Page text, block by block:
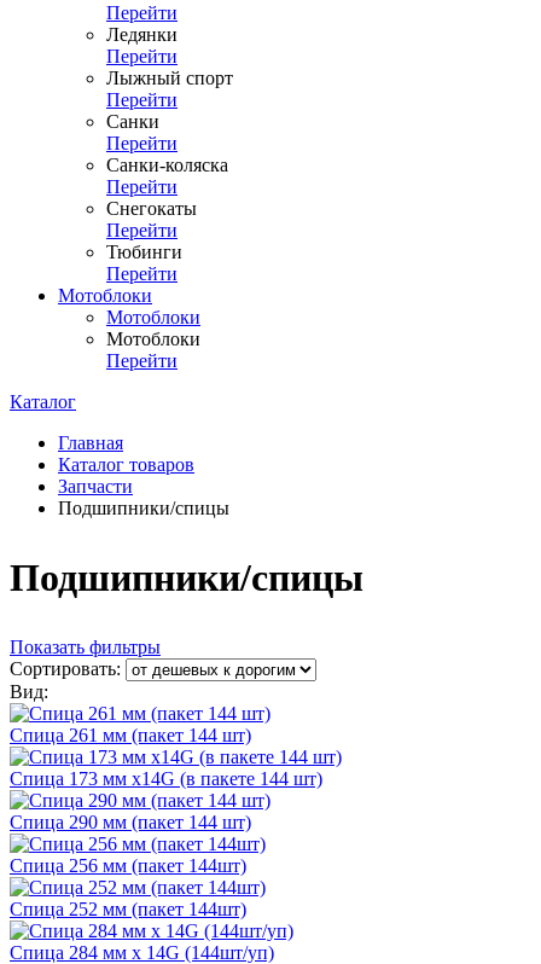
Перейти
Ледянки
Перейти
Лыжный спорт
Перейти
Санки
Перейти
Санки-коляска
Перейти
Снегокаты
Перейти
Тюбинги
Перейти
Мотоблоки
Мотоблоки
Мотоблоки
Перейти
Каталог
Главная
Каталог товаров
Запчасти
Подшипники/спицы
Подшипники/спицы
Показать фильтры
Сортировать:
Вид:
Спица 261 мм (пакет 144 шт)
Спица 173 мм х14G (в пакете 144 шт)
Спица 290 мм (пакет 144 шт)
Спица 256 мм (пакет 144шт)
Спица 252 мм (пакет 144шт)
Спица 284 мм х 14G (144шт/уп)